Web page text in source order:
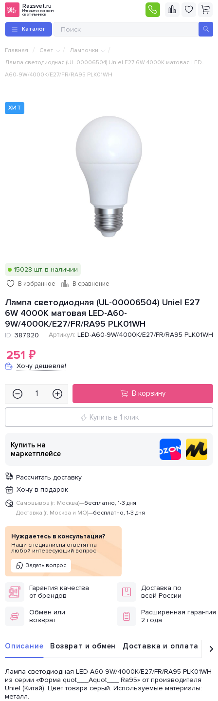
Razsvet.ru
Интернет-магазин
светильников
Каталог
Главная / Свет / Лампочки /
Лампа светодиодная (UL-00006504) Uniel E27 6W 4000K матовая LED-
A60-9W/4000K/E27/FR/RA95 PLK01WH
ХИТ
15028 шт. в наличии
В избранное В сравнение
Лампа светодиодная (UL-00006504) Uniel E27
6W 4000K матовая LED-A60-
9W/4000K/E27/FR/RA95 PLK01WH
ID: 387920 Артикул: LED-A60-9W/4000K/E27/FR/RA95 PLK01WH
251 ₽
Хочу дешевле!
В корзину
Купить в 1 клик
Купить на
маркетплейсе
Рассчитать доставку
Хочу в подарок
Самовывоз (г. Москва)—бесплатно, 1-3 дня
Доставка (г. Москва и МО)—бесплатно, 1-3 дня
Нуждаетесь в консультации?
Наши специалисты ответят на
любой интересующий вопрос
Задать вопрос
Гарантия качества
от брендов
Доставка по
всей России
Обмен или
возврат
Расширенная гарантия
2 года
Описание Возврат и обмен Доставка и оплата
Лампа светодиодная LED-A60-9W/4000K/E27/FR/RA95 PLK01WH
из серии «Форма quot___Аquot___ Ra95» от производителя
Uniel (Китай). Цвет товара серый. Используемые материалы:
металл.